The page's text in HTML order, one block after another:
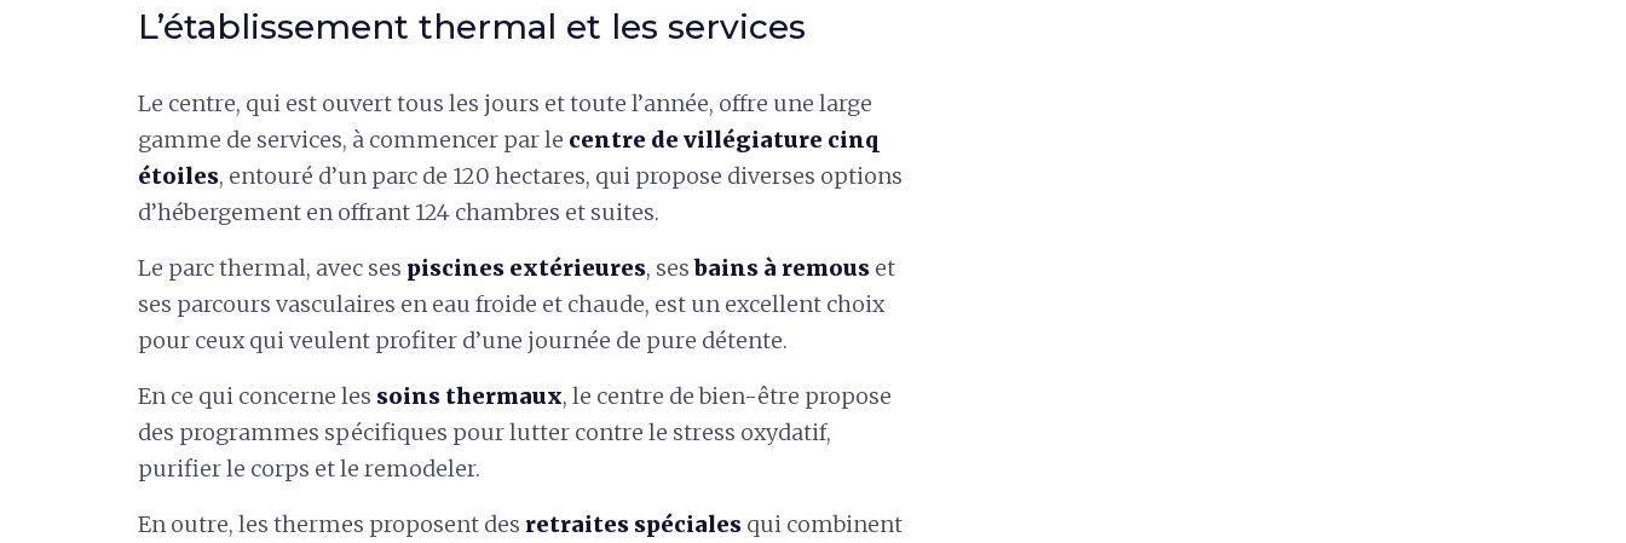
L’établissement thermal et les services
Le centre, qui est ouvert tous les jours et toute l’année, offre une large
gamme de services, à commencer par le centre de villégiature cinq
étoiles, entouré d’un parc de 120 hectares, qui propose diverses options
d’hébergement en offrant 124 chambres et suites.
Le parc thermal, avec ses piscines extérieures, sesbains à remous et
ses parcours vasculaires en eau froide et chaude, est un excellent choix
pour ceux qui veulent profiter d’une journée de pure détente.
En ce qui concerne les soins thermaux, le centre de bien-être propose
des programmes spécifiques pour lutter contre le stress oxydatif,
purifier le corps et le remodeler.
En outre, les thermes proposent des retraites spéciales qui combinent